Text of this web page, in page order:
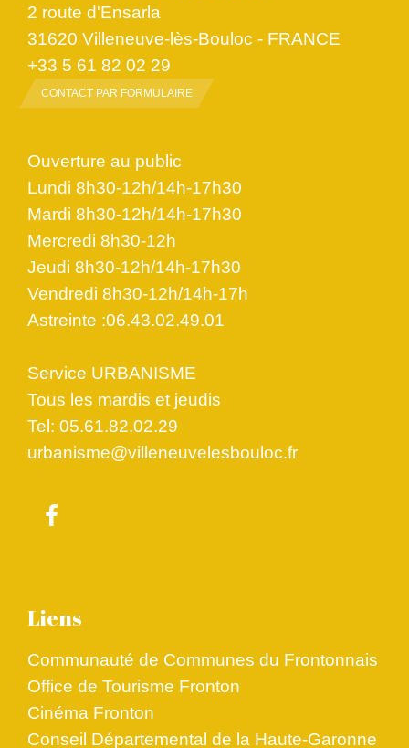
2 route d'Ensarla
31620 Villeneuve-lès-Bouloc - FRANCE
+33 5 61 82 02 29
CONTACT PAR FORMULAIRE
Ouverture au public
Lundi 8h30-12h/14h-17h30
Mardi 8h30-12h/14h-17h30
Mercredi 8h30-12h
Jeudi 8h30-12h/14h-17h30
Vendredi 8h30-12h/14h-17h
Astreinte :06.43.02.49.01
Service URBANISME
Tous les mardis et jeudis
Tel: 05.61.82.02.29
urbanisme@villeneuvelesbouloc.fr
Liens
Communauté de Communes du Frontonnais
Office de Tourisme Fronton
Cinéma Fronton
Conseil Départemental de la Haute-Garonne